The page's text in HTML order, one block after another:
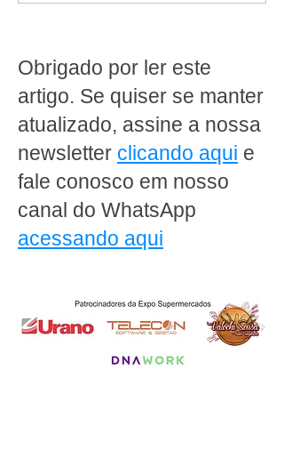
Obrigado por ler este
artigo. Se quiser se manter
atualizado, assine a nossa
newsletter clicando aqui e
fale conosco em nosso
canal do WhatsApp
acessando aqui